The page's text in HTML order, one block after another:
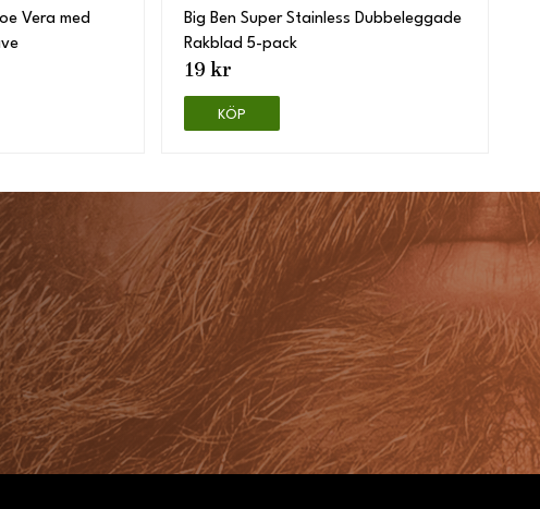
Vera med
Big Ben Super Stainless Dubbeleggade
Rakblad 5-pack
19 kr
KÖP